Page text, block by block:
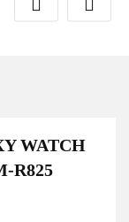
Załóż konto
WATCH
R825